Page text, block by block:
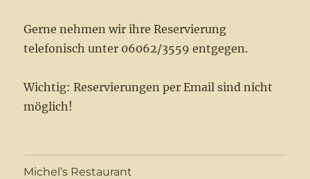
Gerne nehmen wir ihre Reservierung
telefonisch unter 06062/3559 entgegen.
Wichtig: Reservierungen per Email sind nicht
möglich!
Michel’s Restaurant